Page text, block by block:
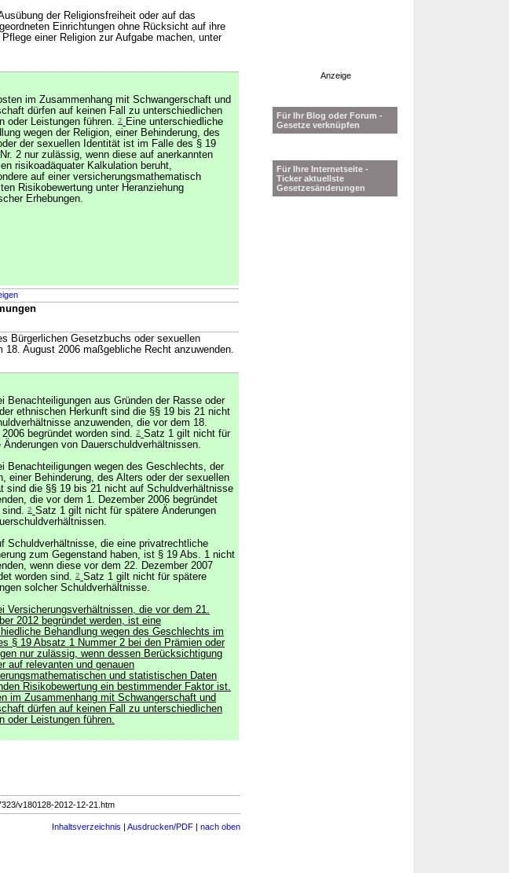
der Religionsfreiheit oder auf das
Einrichtungen ohne Rücksicht auf ihre
einer Religion zur Aufgabe machen, unter
im Zusammenhang mit Schwangerschaft und
dürfen auf keinen Fall zu unterschiedlichen
oder Leistungen führen. 2
Eine unterschiedliche
wegen der Religion, einer Behinderung, des
der sexuellen Identität ist im Falle des § 19
2 nur zulässig, wenn diese auf anerkannten
risikoadäquater Kalkulation beruht,
auf einer versicherungsmathematisch
Risikobewertung unter Heranziehung
Erhebungen.
Bürgerlichen Gesetzbuchs oder sexuellen
August 2006 maßgebliche Recht anzuwenden.
Benachteiligungen aus Gründen der Rasse oder
ethnischen Herkunft sind die §§ 19 bis 21 nicht
anzuwenden, die vor dem 18.
begründet worden sind. 2 Satz 1 gilt nicht für
Änderungen von Dauerschuldverhältnissen.
Benachteiligungen wegen des Geschlechts, der
einer Behinderung, des Alters oder der sexuellen
sind die §§ 19 bis 21 nicht auf Schuldverhältnisse
die vor dem 1. Dezember 2006 begründet
sind. 2 Satz 1 gilt nicht für spätere Änderungen
Schuldverhältnisse, die eine privatrechtliche
zum Gegenstand haben, ist § 19 Abs. 1 nicht
wenn diese vor dem 22. Dezember 2007
worden sind. 2 Satz 1 gilt nicht für spätere
solcher Schuldverhältnisse.
Versicherungsverhältnissen, die vor dem 21.
2012 begründet werden, ist eine
Behandlung wegen des Geschlechts im
§ 19 Absatz 1 Nummer 2 bei den Prämien oder
nur zulässig, wenn dessen Berücksichtigung
auf relevanten und genauen
und statistischen Daten
Risikobewertung ein bestimmender Faktor ist.
im Zusammenhang mit Schwangerschaft und
dürfen auf keinen Fall zu unterschiedlichen
oder Leistungen führen.
v180128-2012-12-21.htm
Inhaltsverzeichnis | Ausdrucken/PDF | nach oben
Anzeige
Für Ihr Blog oder Forum -
Gesetze verknüpfen
Für Ihre Internetseite -
Ticker aktuellste
Gesetzesänderungen